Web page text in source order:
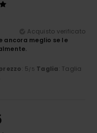
Acquisto verificato
ancora meglio se le
: 5/5 Taglia: Taglia